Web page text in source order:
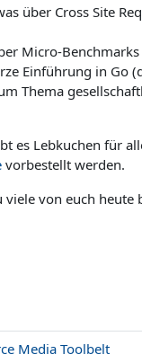
über Cross Site
Micro-Benchmarks
Einführung in Go
Thema
es Lebkuchen für
vorbestellt werden.
von euch
Media Toolbelt